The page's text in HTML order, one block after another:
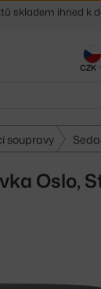
soupravy
Oslo,
na vrácení zboží
CZK